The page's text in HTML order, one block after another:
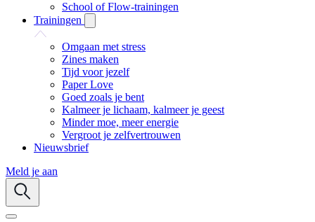
School of Flow-trainingen
Trainingen
Omgaan met stress
Zines maken
Tijd voor jezelf
Paper Love
Goed zoals je bent
Kalmeer je lichaam, kalmeer je geest
Minder moe, meer energie
Vergroot je zelfvertrouwen
Nieuwsbrief
Meld je aan